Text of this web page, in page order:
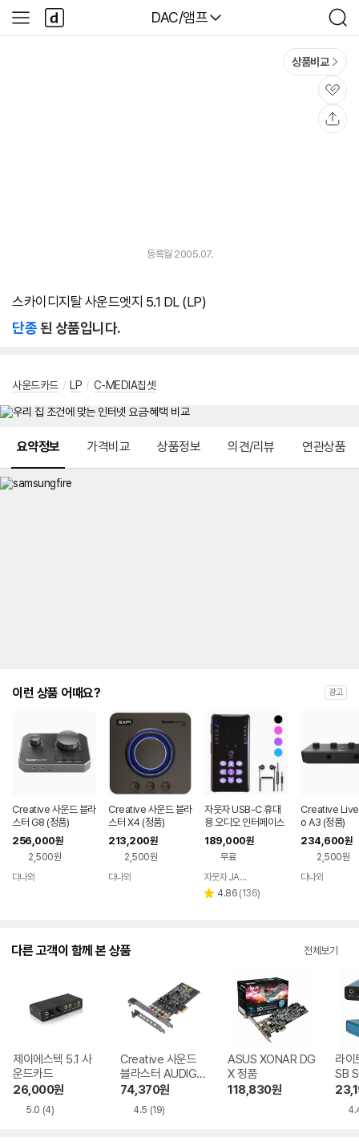
다나와
DAC/앰프
검
색
사
이
다
나
와
상품비교
관
심
등록월 2005.07.
스카이디지탈 사운드엣지 5.1 DL (LP)
단종된 상품입니다.
사운드카드 / LP / C-MEDIA칩셋
요약정보 가격비교 상품정보 의견/리뷰 연관상품
이런 상품 어때요? 광고
Creative 사운드 블라
스터 G8 (정품)
256,000원
2,500원
다나와
Creative 사운드 블라
스터 X4 (정품)
213,200원
2,500원
다나와
자웃자 USB-C 휴대
용 오디오 인터페이스
189,000원
무료
페이
자웃자 JAUTJA
별 4.86 리
(136)
Creative
o A3 (정품)
234,600원
2,500원
다나와
다른 고객이 함께 본 상품 전체보기
제이에스텍 5.1 사
운드카드
26,000원
5.0 (4)
Creative 사운드
블라스터 AUDIGY
FX 정품
74,370원
4.5 (19)
ASUS XONAR DG
X 정품
118,830원
라이
SB
품